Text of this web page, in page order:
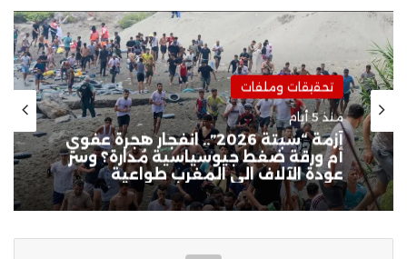
تحقيقات وملفات
منذ 3 أسابيع
اختراق أم تصفية حسابات؟.. “وثائق
نجاد” والحرب النفسية بين تل أبيب
وطهران